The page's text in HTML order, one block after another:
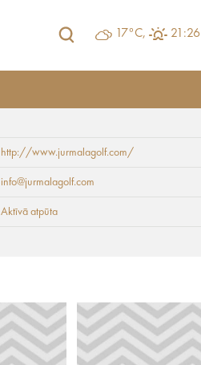
17°C, 21:26
http://www.jurmalagolf.com/
info@jurmalagolf.com
Aktīvā atpūta